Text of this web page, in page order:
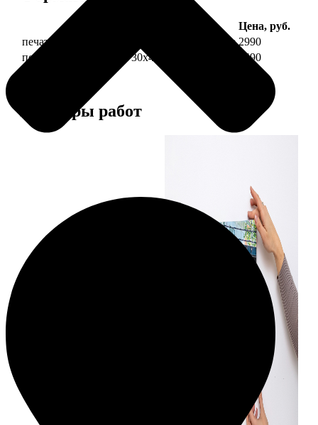
Цена, руб.
печать фото на холсте 30х40 на подрамнике 2990
печать фото на холсте 30х40 в раме
5490
Примеры работ